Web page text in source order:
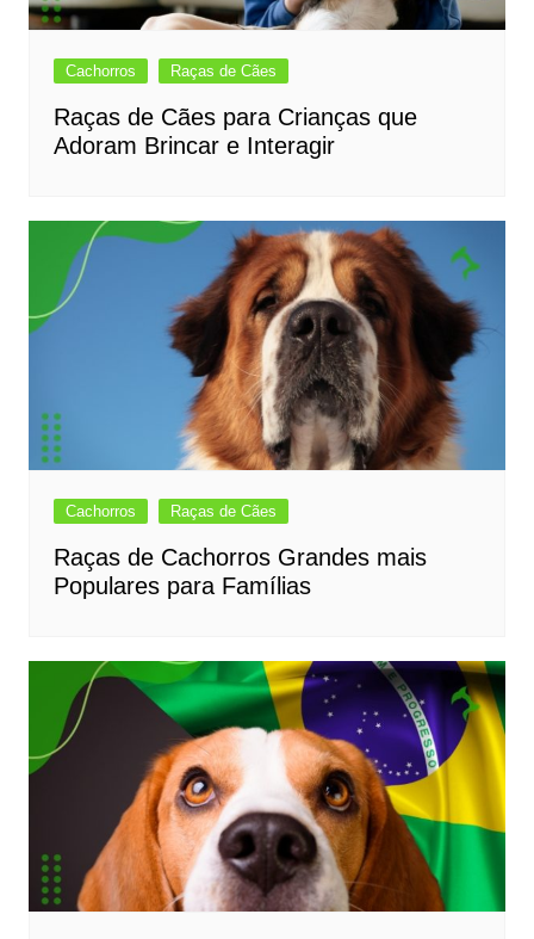
Cachorros Raças de Cães
Raças de Cães para Crianças que
Adoram Brincar e Interagir
Cachorros Raças de Cães
Raças de Cachorros Grandes mais
Populares para Famílias